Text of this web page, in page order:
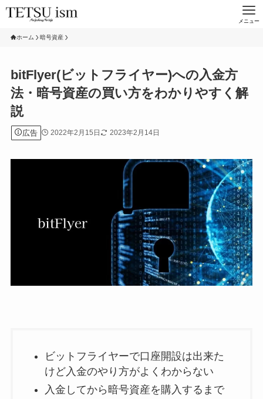
メニュー
ホーム 暗号資産
bitFlyer(ビットフライヤー)への入金方
法・暗号資産の買い方をわかりやすく解
説
広告 2022年2月15日 2023年2月14日
ビットフライヤーで口座開設は出来た
けど入金のやり方がよくわからない
入金してから暗号資産を購入するまで